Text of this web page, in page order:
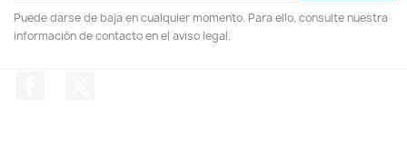
Puede darse de baja en cualquier momento. Para ello, consulte nuestra
información de contacto en el aviso legal.